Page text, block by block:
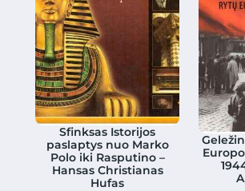
Sfinksas Istorijos
paslaptys nuo Marko
Polo iki Rasputino –
Hansas Christianas
Hufas